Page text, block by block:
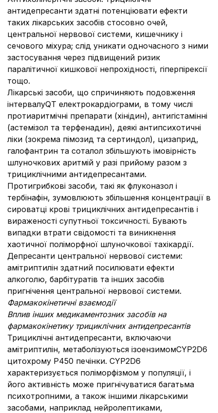
антидепресанти здатні потенціювати ефекти
таких лікарських засобів стосовно очей,
центральної нервової системи, кишечнику і
сечового міхура; слід уникати одночасного з ними
застосування через підвищений ризик
паралітичної кишкової непрохідності, гіперпірексії
тощо.
Лікарські засоби, що спричиняють подовження
інтервалуQT електрокардіограми, в тому числі
протиаритмічні препарати (хінідин), антигістамінні
(астемізол та терфенадин), деякі антипсихотичні
ліки (зокрема пімозид та сертиндол), цизаприд,
галофантрин та соталол збільшують імовірність
шлуночкових аритмій у разі прийому разом з
трициклічними антидепресантами.
Протигрибкові засоби, такі як флуконазол і
тербінафін, зумовлюють збільшення концентрації в
сироватці крові трициклічних антидепресантів і
вираженості супутньої токсичності. Бувають
випадки втрати свідомості та виникнення
хаотичної поліморфної шлуночкової тахікардії.
Депресанти центральної нервової системи:
амітриптилін здатний посилювати ефекти
алкоголю, барбітуратів та інших засобів
пригнічення центральної нервової системи.
Фармакокінетичні взаємодії
Вплив інших медикаментозних засобів на
фармакокінетику трициклічних антидепресантів
Трициклічні антидепресанти, включаючи
амітриптилін, метаболізуються ізоензимомCYP2D6
цитохрому Р450 печінки. CYP2D6
характеризується поліморфізмом у популяції, і
його активність може пригнічуватися багатьма
психотропними, а також іншими лікарськими
засобами, наприклад нейролептиками,